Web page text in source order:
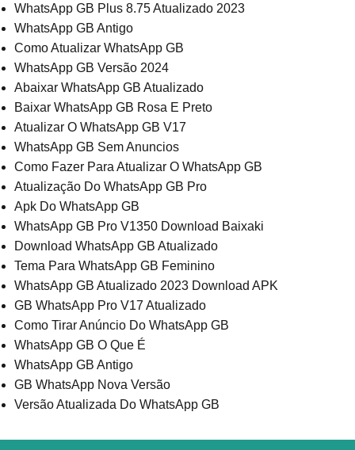
WhatsApp GB Plus 8.75 Atualizado 2023
WhatsApp GB Antigo
Como Atualizar WhatsApp GB
WhatsApp GB Versão 2024
Abaixar WhatsApp GB Atualizado
Baixar WhatsApp GB Rosa E Preto
Atualizar O WhatsApp GB V17
WhatsApp GB Sem Anuncios
Como Fazer Para Atualizar O WhatsApp GB
Atualização Do WhatsApp GB Pro
Apk Do WhatsApp GB
WhatsApp GB Pro V1350 Download Baixaki
Download WhatsApp GB Atualizado
Tema Para WhatsApp GB Feminino
WhatsApp GB Atualizado 2023 Download APK
GB WhatsApp Pro V17 Atualizado
Como Tirar Anúncio Do WhatsApp GB
WhatsApp GB O Que É
WhatsApp GB Antigo
GB WhatsApp Nova Versão
Versão Atualizada Do WhatsApp GB